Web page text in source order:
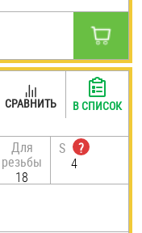
Для
резьбы
18
S
?
4
СРАВНИТЬ В СПИСОК